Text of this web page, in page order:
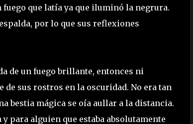
fuego que latía ya que iluminó la negrura.
por lo que sus reflexiones
de un fuego brillante, entonces ni
sus rostros en la oscuridad. No era tan
bestia mágica se oía aullar a la distancia.
para alguien que estaba absolutamente